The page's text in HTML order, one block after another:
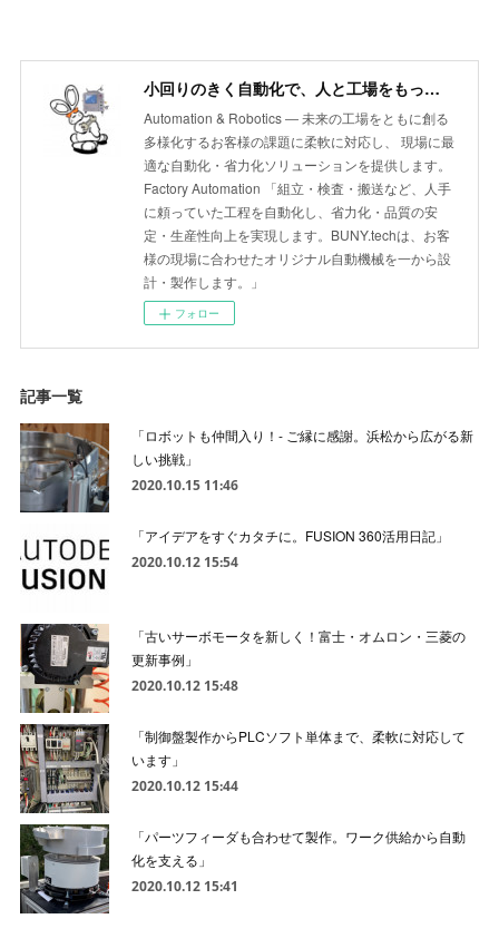
小回りのきく自動化で、人と工場をもっと自由に BUNY.tech
Automation & Robotics ― 未来の工場をともに創る
多様化するお客様の課題に柔軟に対応し、 現場に最
適な自動化・省力化ソリューションを提供します。
Factory Automation 「組立・検査・搬送など、人手
に頼っていた工程を自動化し、省力化・品質の安
定・生産性向上を実現します。BUNY.techは、お客
様の現場に合わせたオリジナル自動機械を一から設
計・製作します。」
フォロー
記事一覧
「ロボットも仲間入り！- ご縁に感謝。浜松から広がる新
しい挑戦」
2020.10.15 11:46
「アイデアをすぐカタチに。FUSION 360活用日記」
2020.10.12 15:54
「古いサーボモータを新しく！富士・オムロン・三菱の
更新事例」
2020.10.12 15:48
「制御盤製作からPLCソフト単体まで、柔軟に対応して
います」
2020.10.12 15:44
「パーツフィーダも合わせて製作。ワーク供給から自動
化を支える」
2020.10.12 15:41